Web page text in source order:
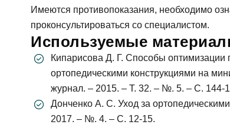
Имеются противопоказания, необходимо
проконсультироваться со специалистом.
Используемые
Кипарисова Д. Г. Способы
ортопедическими конструкциями на
журнал. – 2015. – Т. 32. – №. 5. – С. 144-
Донченко А. С. Уход за
2017. – №. 4. – С. 12-15.